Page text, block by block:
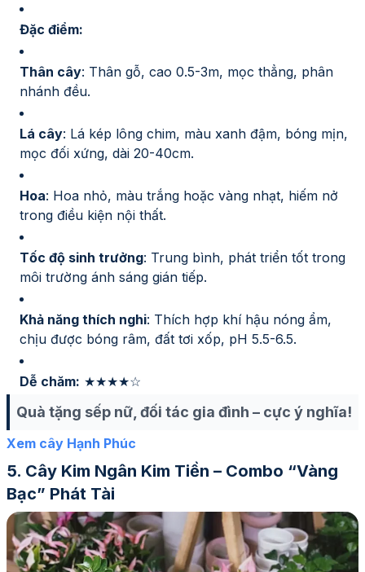
Đặc điểm:
Thân cây: Thân gỗ, cao 0.5-3m, mọc thẳng, phân
nhánh đều.
Lá cây: Lá kép lông chim, màu xanh đậm, bóng mịn,
mọc đối xứng, dài 20-40cm.
Hoa: Hoa nhỏ, màu trắng hoặc vàng nhạt, hiếm nở
trong điều kiện nội thất.
Tốc độ sinh trưởng: Trung bình, phát triển tốt trong
môi trường ánh sáng gián tiếp.
Khả năng thích nghi: Thích hợp khí hậu nóng ẩm,
chịu được bóng râm, đất tơi xốp, pH 5.5-6.5.
Dễ chăm: ★★★★☆
Quà tặng sếp nữ, đối tác gia đình – cực ý nghĩa!
Xem cây Hạnh Phúc
Cây Kim Ngân Kim Tiền – Combo “vàng
Bạc” Phát Tài